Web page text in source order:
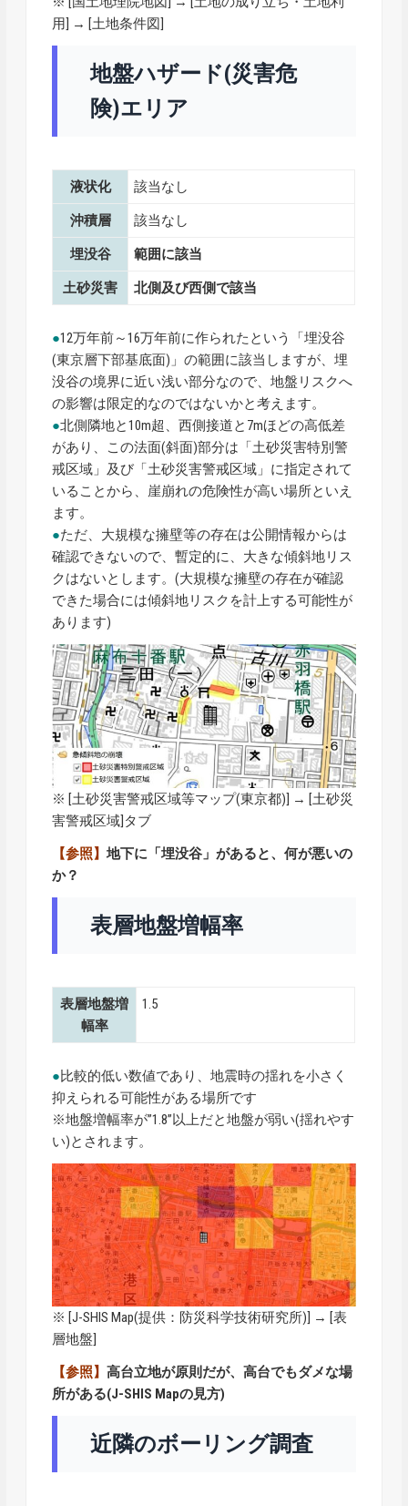
用] → [土地条件図]
地盤ハザード(災害危
険)エリア
液状化 該当なし
沖積層 該当なし
埋没谷 範囲に該当
土砂災害 北側及び西側で該当
●12万年前～16万年前に作られたという「埋没谷
(東京層下部基底面)」の範囲に該当しますが、埋
没谷の境界に近い浅い部分なので、地盤リスクへ
の影響は限定的なのではないかと考えます。
●北側隣地と10m超、西側接道と7mほどの高低差
があり、この法面(斜面)部分は「土砂災害特別警
戒区域」及び「土砂災害警戒区域」に指定されて
いることから、崖崩れの危険性が高い場所といえ
ます。
●ただ、大規模な擁壁等の存在は公開情報からは
確認できないので、暫定的に、大きな傾斜地リス
クはないとします。(大規模な擁壁の存在が確認
できた場合には傾斜地リスクを計上する可能性が
あります)
※ [土砂災害警戒区域等マップ(東京都)] → [土砂災
害警戒区域]タブ
【参照】地下に「埋没谷」があると、何が悪いの
か？
表層地盤増幅率
表層地盤増
幅率
1.5
●比較的低い数値であり、地震時の揺れを小さく
抑えられる可能性がある場所です
※地盤増幅率が”1.8”以上だと地盤が弱い(揺れやす
い)とされます。
※ [J-SHIS Map(提供：防災科学技術研究所)] → [表
層地盤]
【参照】高台立地が原則だが、高台でもダメな場
所がある(J-SHIS Mapの見方)
近隣のボーリング調査